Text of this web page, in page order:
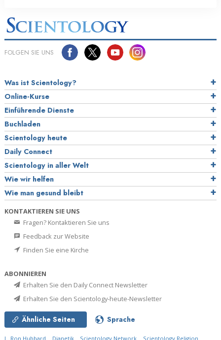
FOLGEN SIE UNS
Was ist Scientology?
Online-Kurse
Einführende Dienste
Buchladen
Scientology heute
Daily Connect
Scientology in aller Welt
Wie wir helfen
Wie man gesund bleibt
KONTAKTIEREN SIE UNS
Fragen? Kontaktieren Sie uns
Feedback zur Website
Finden Sie eine Kirche
ABONNIEREN
Erhalten Sie den Daily Connect Newsletter
Erhalten Sie den Scientology-heute-Newsletter
Ähnliche Seiten Sprache
L. Ron Hubbard Dianetik Scientology Network Scientology Religion